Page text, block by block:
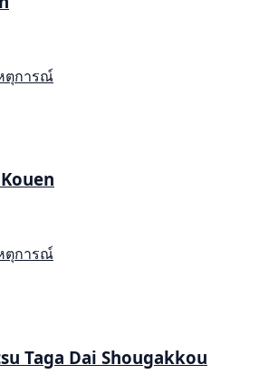
ตุการณ์
ตุการณ์
Taga Dai Shougakkou